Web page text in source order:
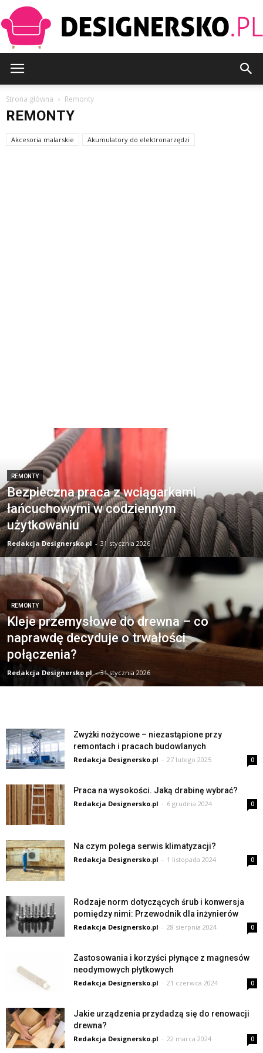
Strona główna Remonty
REMONTY
Akcesoria malarskie Akumulatory do elektronarzędzi
REMONTY
Bezpieczna praca z wciągarkami
łańcuchowymi w codziennym
użytkowaniu
Redakcja Designersko.pl - 31 stycznia 2026
REMONTY
Kleje przemysłowe do drewna – co
naprawdę decyduje o trwałości
połączenia?
Redakcja Designersko.pl - 31 stycznia 2026
Zwyżki nożycowe – niezastąpione przy
remontach i pracach budowlanych
Redakcja Designersko.pl - 27 lutego 2025 0
Praca na wysokości. Jaką drabinę wybrać?
Redakcja Designersko.pl - 6 grudnia 2024 0
Na czym polega serwis klimatyzacji?
Redakcja Designersko.pl - 1 listopada 2024 0
Rodzaje norm dotyczących śrub i konwersja
pomiędzy nimi: Przewodnik dla inżynierów
Redakcja Designersko.pl - 28 sierpnia 2024 0
Zastosowania i korzyści płynące z magnesów
neodymowych płytkowych
Redakcja Designersko.pl - 21 czerwca 2024 0
Jakie urządzenia przydadzą się do renowacji
drewna?
Redakcja Designersko.pl - 22 marca 2024 0